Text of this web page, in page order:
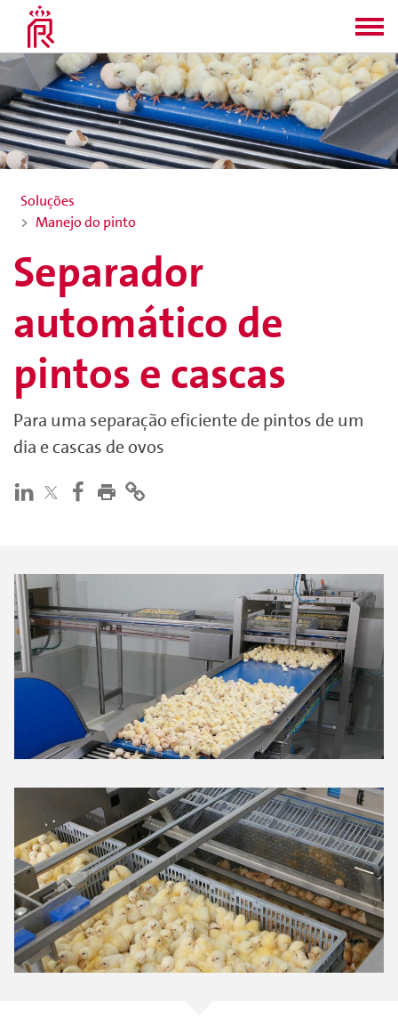
Soluções
Manejo do pinto
Separador
automático de
pintos e cascas
Para uma separação eficiente de pintos de um
dia e cascas de ovos